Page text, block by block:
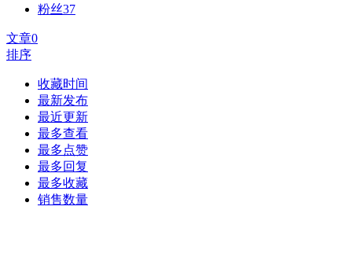
粉丝37
文章0
排序
收藏时间
最新发布
最近更新
最多查看
最多点赞
最多回复
最多收藏
销售数量